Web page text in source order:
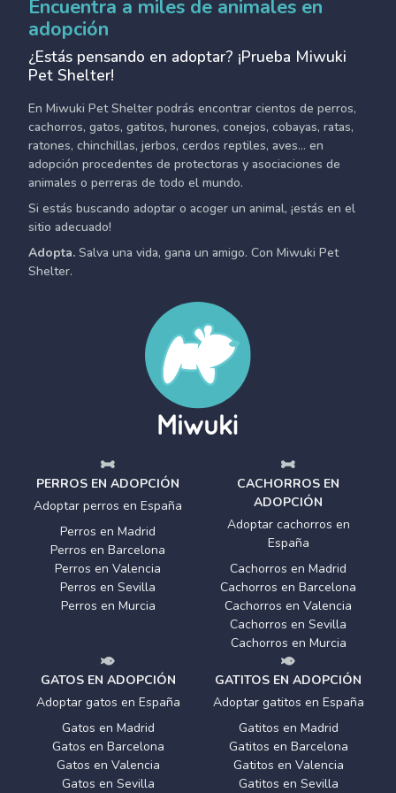
Encuentra a miles de animales en
adopción
¿Estás pensando en adoptar? ¡Prueba Miwuki
Pet Shelter!
En Miwuki Pet Shelter podrás encontrar cientos de perros,
cachorros, gatos, gatitos, hurones, conejos, cobayas, ratas,
ratones, chinchillas, jerbos, cerdos reptiles, aves... en
adopción procedentes de protectoras y asociaciones de
animales o perreras de todo el mundo.
Si estás buscando adoptar o acoger un animal, ¡estás en el
sitio adecuado!
Adopta. Salva una vida, gana un amigo. Con Miwuki Pet
Shelter.
PERROS EN ADOPCIÓN
Adoptar perros en España
Perros en Madrid
Perros en Barcelona
Perros en Valencia
Perros en Sevilla
Perros en Murcia
CACHORROS EN
ADOPCIÓN
Adoptar cachorros en
España
Cachorros en Madrid
Cachorros en Barcelona
Cachorros en Valencia
Cachorros en Sevilla
Cachorros en Murcia
GATOS EN ADOPCIÓN
Adoptar gatos en España
Gatos en Madrid
Gatos en Barcelona
Gatos en Valencia
Gatos en Sevilla
GATITOS EN ADOPCIÓN
Adoptar gatitos en España
Gatitos en Madrid
Gatitos en Barcelona
Gatitos en Valencia
Gatitos en Sevilla